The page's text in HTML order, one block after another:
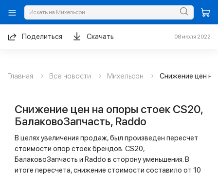
Главная Все новости Михельсон Снижение цен на
Поделиться Скачать 08 июля 2022
Снижение цен на опоры стоек CS20,
БалаковоЗапчасть, Raddo
В целях увеличения продаж, был произведен пересчет
стоимости опор стоек брендов: CS20,
БалаковоЗапчасть и Raddo в сторону уменьшения. В
итоге пересчета, снижение стоимости составило от 10